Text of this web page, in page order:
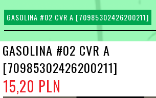
GASOLINA #02 CVR A [70985302426200211]
GASOLINA #02 CVR A
[70985302426200211]
15,20 PLN